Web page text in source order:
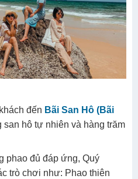
đến Bãi San Hô (Bãi
san hô tự nhiên và hàng trăm
phao đủ đáp ứng, Quý
trò chơi như: Phao thiên